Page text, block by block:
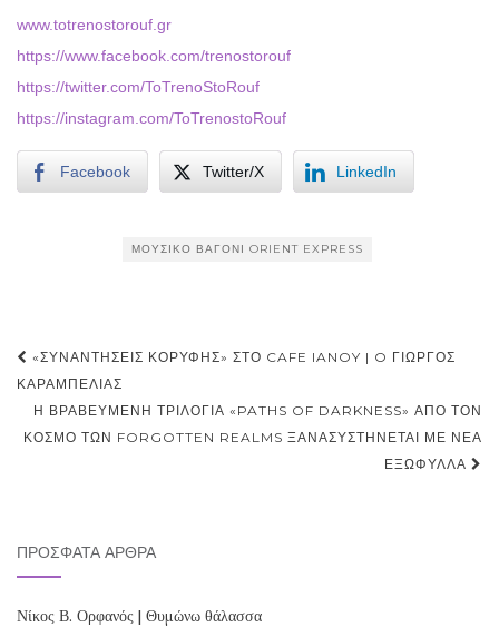
www.totrenostorouf.gr
https://www.facebook.com/trenostorouf
https://twitter.com/ToTrenoStoRouf
https://instagram.com/ToTrenostoRouf
Facebook Twitter/X LinkedIn
ΜΟΥΣΙΚΌ ΒΑΓΌΝΙ ORIENT EXPRESS
Post
navigation
«ΣΥΝΑΝΤΉΣΕΙΣ ΚΟΡΥΦΉΣ» ΣΤΟ CAFE IANOY | O ΓΙΏΡΓΟΣ
ΚΑΡΑΜΠΕΛΙΆΣ
Η ΒΡΑΒΕΥΜΈΝΗ ΤΡΙΛΟΓΊΑ «PATHS OF DARKNESS» ΑΠΌ ΤΟΝ
ΚΌΣΜΟ ΤΩΝ FORGOTTEN REALMS ΞΑΝΑΣΥΣΤΉΝΕΤΑΙ ΜΕ ΝΈΑ
ΕΞΏΦΥΛΛΑ
ΠΡΌΣΦΑΤΑ ΆΡΘΡΑ
Νίκος Β. Ορφανός | Θυμώνω θάλασσα